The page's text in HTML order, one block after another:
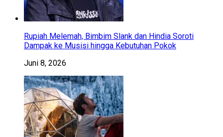
Rupiah Melemah, Bimbim Slank dan Hindia Soroti
Dampak ke Musisi hingga Kebutuhan Pokok
Juni 8, 2026